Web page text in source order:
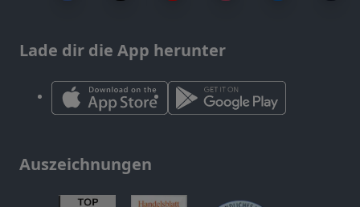
Lade dir die App herunter
Auszeichnungen